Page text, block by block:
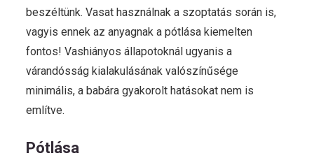
beszéltünk. Vasat használnak a szoptatás során is,
vagyis ennek az anyagnak a pótlása kiemelten
fontos! Vashiányos állapotoknál ugyanis a
várandósság kialakulásának valószínűsége
minimális, a babára gyakorolt hatásokat nem is
említve.
Pótlása